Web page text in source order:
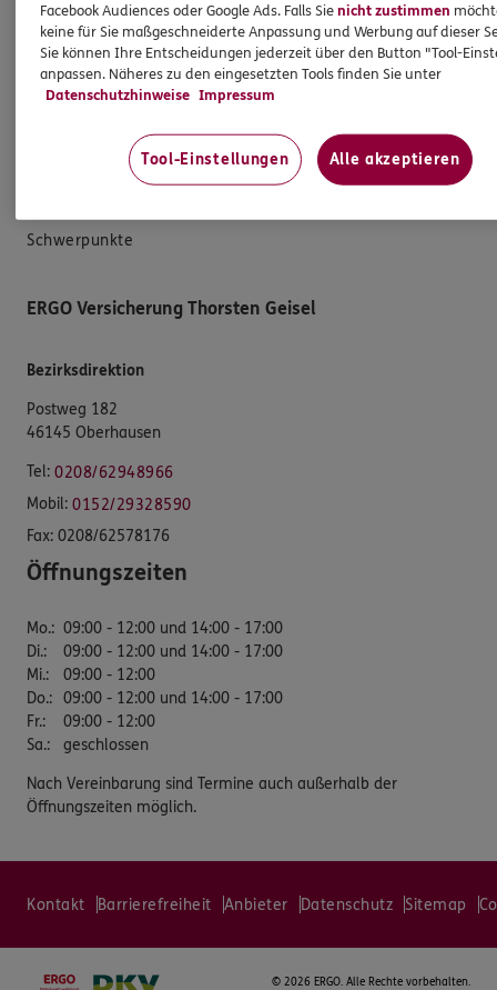
Datenverarbeitung
Das könnte Sie auch interessieren
Unsere Agentur
Schwerpunkte
ERGO Versicherung Thorsten Geisel
Bezirksdirektion
Postweg 182
46145 Oberhausen
Tel: 0208/62948966
Mobil: 0152/29328590
Fax: 0208/62578176
Öffnungszeiten
Mo.: 09:00 - 12:00 und 14:00 - 17:00
Di.:
09:00 - 12:00 und 14:00 - 17:00
Mi.:
09:00 - 12:00
Do.: 09:00 - 12:00 und 14:00 - 17:00
Fr.:
09:00 - 12:00
Sa.: geschlossen
Nach Vereinbarung sind Termine auch außerhalb der
Öffnungszeiten möglich.
Kontakt Barrierefreiheit Anbieter Datenschutz Sitemap
© 2026 ERGO. Alle Rechte vorbehalten.
Facebook Audiences oder Google Ads. Falls Sienicht zustimmen
keine für Sie maßgeschneiderte Anpassung und Werbung auf dieser
Sie können Ihre Entscheidungen jederzeit über den Button "Tool-
anpassen. Näheres zu den eingesetzten Tools finden Sie unter
Datenschutzhinweise Impressum
Tool-Einstellungen Alle akzeptieren